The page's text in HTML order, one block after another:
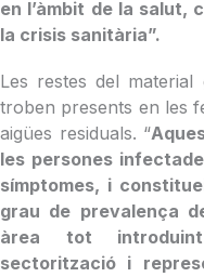
en l’àmbit de la salut,
la crisis sanitària”.
Les restes del material
troben presents en les
aigües residuals. “
les persones
símptomes, i
grau de prevalença
àrea tot
sectorització i